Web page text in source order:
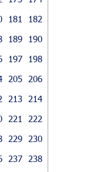
181
182
189
190
197
198
205
206
213
214
221
222
229
230
237
238